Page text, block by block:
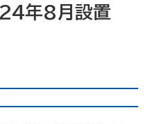
年8月設置